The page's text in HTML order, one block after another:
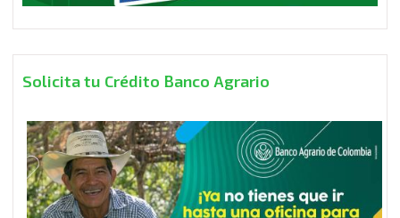
Solicita tu Crédito Banco Agrario